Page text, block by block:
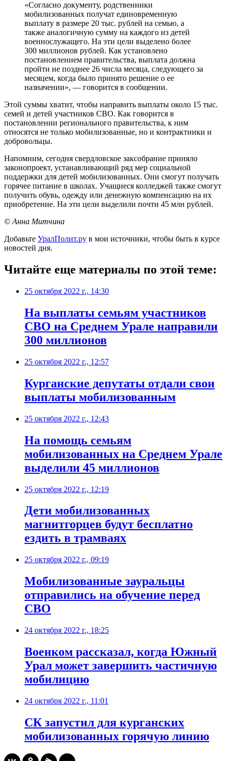
«Согласно документу, родственники
мобилизованных получат единовременную
выплату в размере 20 тыс. рублей на семью, а
также аналогичную сумму на каждого из детей
военнослужащего. На эти цели выделено более
300 миллионов рублей. Как установлено
постановлением правительства, выплата должна
пройти не позднее 26 числа месяца, следующего за
месяцем, когда было принято решение о ее
назначении», — говорится в сообщении.
Этой суммы хватит, чтобы направить выплаты около 15 тыс.
семей и детей участников СВО. Как говорится в
постановлении регионального правительства, к ним
относятся не только мобилизованные, но и контрактники и
добровольцы.
Напомним, сегодня свердловское заксобрание приняло
законопроект, устанавливающий ряд мер социальной
поддержки для детей мобилизованных. Они смогут получать
горячее питание в школах. Учащиеся колледжей также смогут
получить обувь, одежду или денежную компенсацию на их
приобретение. На эти цели выделили почти 45 млн рублей.
© Анна Митчина
Добавьте УралПолит.ру в мои источники, чтобы быть в курсе
новостей дня.
Читайте еще материалы по этой теме:
25 октября 2022 г., 14:30
На выплаты семьям участников
СВО на Среднем Урале направили
300 миллионов
25 октября 2022 г., 12:57
Курганские депутаты отдали свои
выплаты мобилизованным
25 октября 2022 г., 12:43
На помощь семьям
мобилизованных на Среднем Урале
выделили 45 миллионов
25 октября 2022 г., 12:19
Дети мобилизованных
магнитгорцев будут бесплатно
ездить в трамваях
25 октября 2022 г., 09:19
Мобилизованные зауральцы
отправились на обучение перед
СВО
24 октября 2022 г., 18:25
Военком рассказал, когда Южный
Урал может завершить частичную
мобилицию
24 октября 2022 г., 11:01
СК запустил для курганских
мобилизованных горячую линию